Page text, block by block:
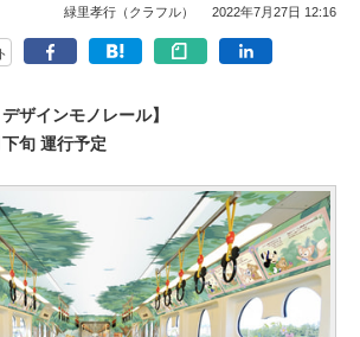
緑里孝行（クラフル） 2022年7月27日 12:16
ザインモノレール】
旬 運行予定